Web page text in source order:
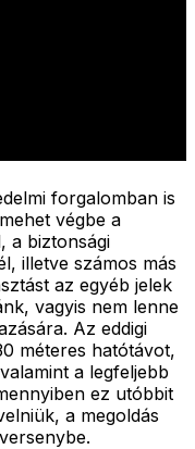
forgalomban is
végbe a
a biztonsági
illetve számos más
az egyéb jelek
vagyis nem lenne
Az eddigi
méteres hatótávot,
a legfeljebb
ez utóbbit
a megoldás